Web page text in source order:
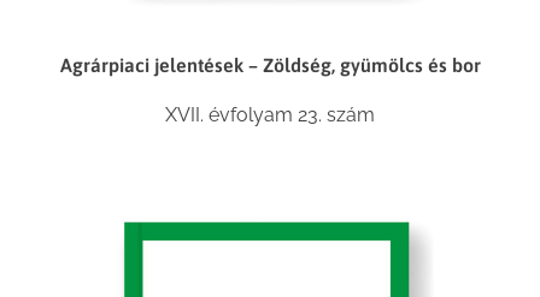
Agrárpiaci jelentések – Zöldség, gyümölcs és bor
XVII. évfolyam 23. szám